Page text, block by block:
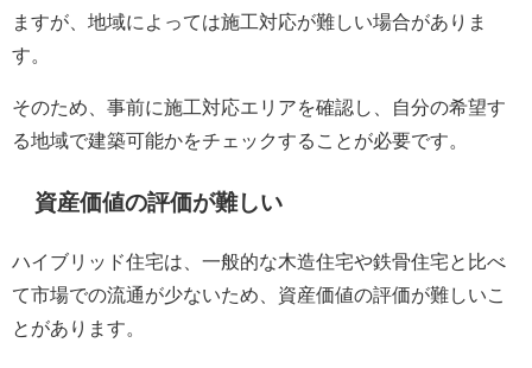
ますが、地域によっては施工対応が難しい場合がありま
す。
そのため、事前に施工対応エリアを確認し、自分の希望す
る地域で建築可能かをチェックすることが必要です。
資産価値の評価が難しい
ハイブリッド住宅は、一般的な木造住宅や鉄骨住宅と比べ
て市場での流通が少ないため、資産価値の評価が難しいこ
とがあります。